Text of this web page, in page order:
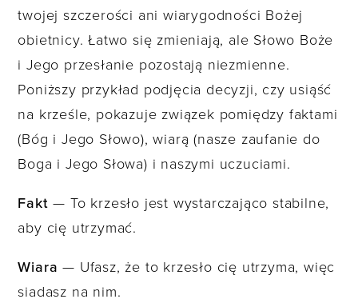
twojej szczerości ani wiarygodności Bożej
obietnicy. Łatwo się zmieniają, ale Słowo Boże
i Jego przesłanie pozostają niezmienne.
Poniższy przykład podjęcia decyzji, czy usiąść
na krześle, pokazuje związek pomiędzy faktami
(Bóg i Jego Słowo), wiarą (nasze zaufanie do
Boga i Jego Słowa) i naszymi uczuciami.
Fakt — To krzesło jest wystarczająco stabilne,
aby cię utrzymać.
Wiara — Ufasz, że to krzesło cię utrzyma, więc
siadasz na nim.